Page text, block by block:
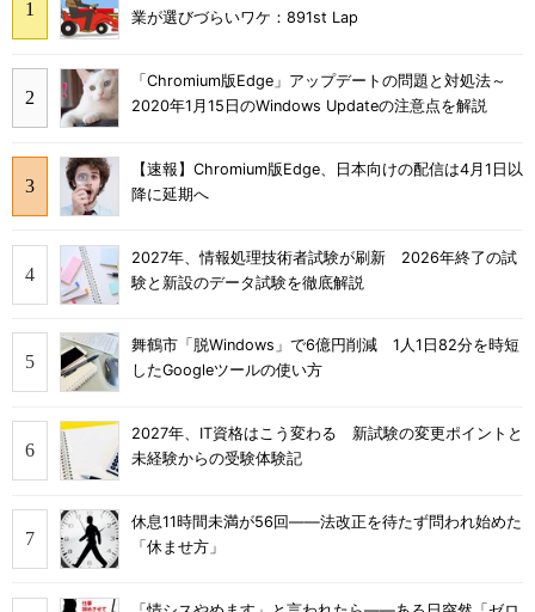
業が選びづらいワケ：891st Lap
「Chromium版Edge」アップデートの問題と対処法～
2020年1月15日のWindows Updateの注意点を解説
【速報】Chromium版Edge、日本向けの配信は4月1日以
降に延期へ
2027年、情報処理技術者試験が刷新 2026年終了の試
験と新設のデータ試験を徹底解説
舞鶴市「脱Windows」で6億円削減 1人1日82分を時短
したGoogleツールの使い方
2027年、IT資格はこう変わる 新試験の変更ポイントと
未経験からの受験体験記
休息11時間未満が56回――法改正を待たず問われ始めた
「休ませ方」